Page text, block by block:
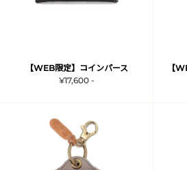
【WEB限定】コインパース
¥17,600 -